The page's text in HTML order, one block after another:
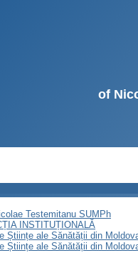
of
Testemitanu SUMPh
INSTITUȚIONALĂ
Științe ale Sănătății din
Științe ale Sănătății din